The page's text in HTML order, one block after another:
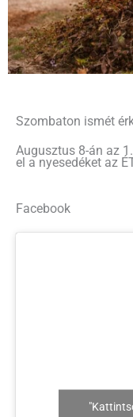
Szombaton ismét
Augusztus 8-án az
el a nyesedéket az
Facebook